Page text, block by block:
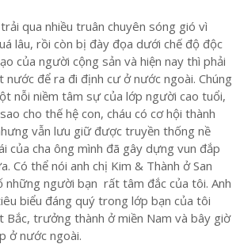
qua nhiều truân chuyên sóng gió vì
lâu, rồi còn bị đày đọa dưới chế độ độc
của người cộng sản và hiện nay thì phải
để ra đi định cư ở nước ngoài. Chúng
nỗi niềm tâm sự của lớp người cao tuổi,
cho thế hệ con, cháu có cơ hội thành
vẫn lưu giữ được truyền thống nề
của cha ông mình đã gây dựng vun đắp
Có thể nói anh chị Kim & Thành ở San
những người bạn rất tâm đắc của tôi. Anh
biểu đáng quý trong lớp bạn của tôi
Bắc, trưởng thành ở miền Nam và bây giờ
ở nước ngoài.